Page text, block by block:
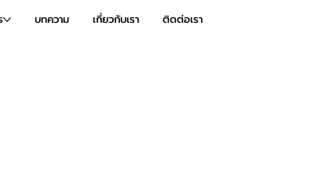
บทความ เกี่ยวกับเรา ติดต่อเรา